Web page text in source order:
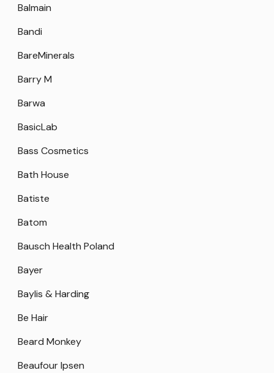
Balmain
Bandi
BareMinerals
Barry M
Barwa
BasicLab
Bass Cosmetics
Bath House
Batiste
Batom
Bausch Health Poland
Bayer
Baylis & Harding
Be Hair
Beard Monkey
Beaufour Ipsen